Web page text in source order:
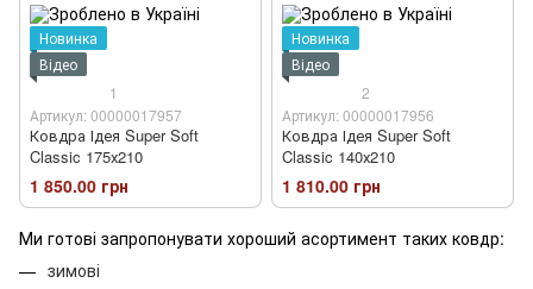
Новинка
Відео
1
Артикул: 00000017957
Ковдра Ідея Super Soft
Classic 175х210
1 850.00 грн
Новинка
Відео
2
Артикул: 00000017956
Ковдра Ідея Super Soft
Classic 140х210
1 810.00 грн
Ми готові запропонувати хороший асортимент таких ковдр:
зимові